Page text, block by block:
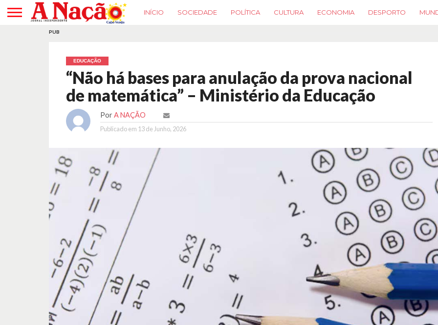
INÍCIO SOCIEDADE POLÍTICA CULTURA ECONOMIA DESPORTO
PUB
EDUCAÇÃO
“Não há bases para anulação da prova nacional
de matemática” – Ministério da Educação
Por A NAÇÃO
Publicado em 13 de Junho, 2026